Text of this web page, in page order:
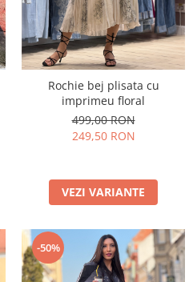
Rochie bej plisata cu
imprimeu floral
499,00 RON
249,50 RON
VEZI VARIANTE
-50%